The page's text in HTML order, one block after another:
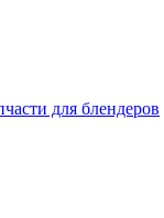
для блендеров